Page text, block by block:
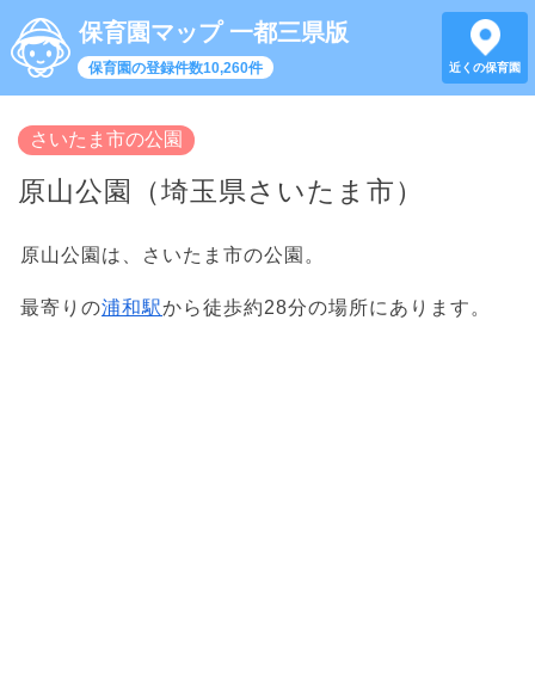
保育園マップ 一都三県版
保育園の登録件数10,260件 近くの保育園
さいたま市の公園
原山公園（埼玉県さいたま市）
原山公園は、さいたま市の公園。
最寄りの浦和駅から徒歩約28分の場所にあります。